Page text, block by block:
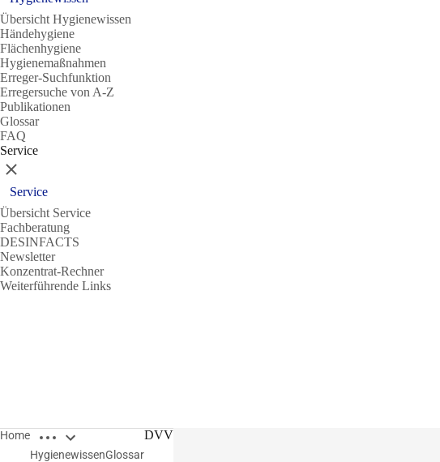
Übersicht Hygienewissen
Händehygiene
Flächenhygiene
Hygienemaßnahmen
Erreger-Suchfunktion
Erregersuche von A-Z
Publikationen
Glossar
FAQ
Service
Schließen
Service
Übersicht Service
Fachberatung
DESINFACTS
Newsletter
Konzentrat-Rechner
Weiterführende Links
Home Breadcrumbs öffnen
HygienewissenGlossar
DVV